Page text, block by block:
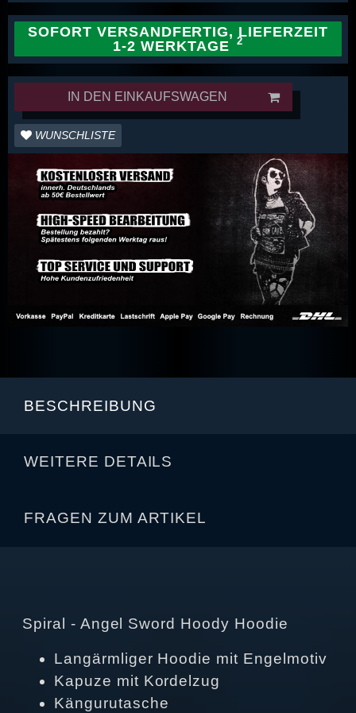
SOFORT VERSANDFERTIG, LIEFERZEIT
1-2 WERKTAGE
IN DEN EINKAUFSWAGEN
WUNSCHLISTE
BESCHREIBUNG
WEITERE DETAILS
FRAGEN ZUM ARTIKEL
Spiral - Angel Sword Hoody Hoodie
Langärmliger Hoodie mit Engelmotiv
Kapuze mit Kordelzug
Kängurutasche